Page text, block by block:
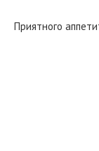
Приятного